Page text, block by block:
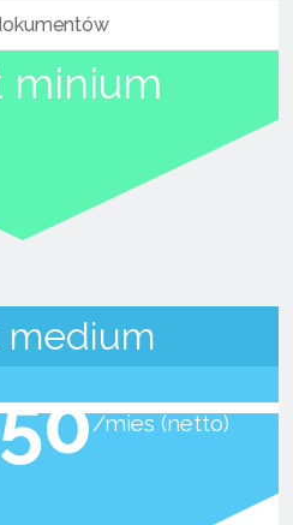
minium
medium
mies (netto)